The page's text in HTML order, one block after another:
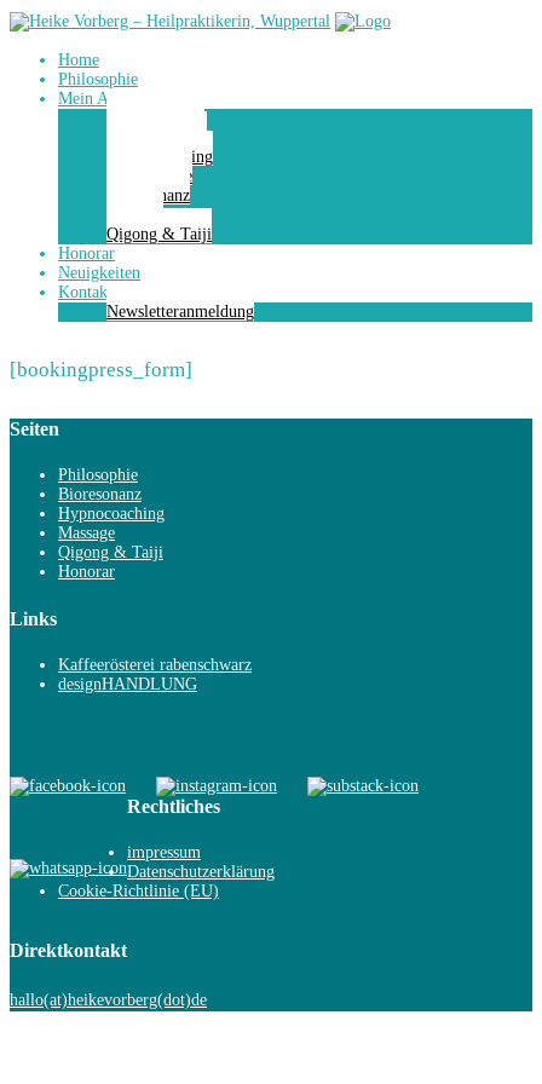
Home
Philosophie
Mein Angebot
Hypnocoaching
Kinesiologie
Bioresonanz
Qigong & Taiji
Honorar
Neuigkeiten
Kontakt
Newsletteranmeldung
[bookingpress_form]
Seiten
Philosophie
Bioresonanz
Hypnocoaching
Massage
Qigong & Taiji
Honorar
Links
Kaffeerösterei rabenschwarz
designHANDLUNG
Rechtliches
impressum
Datenschutzerklärung
Cookie-Richtlinie (EU)
Direktkontakt
hallo(at)heikevorberg(dot)de